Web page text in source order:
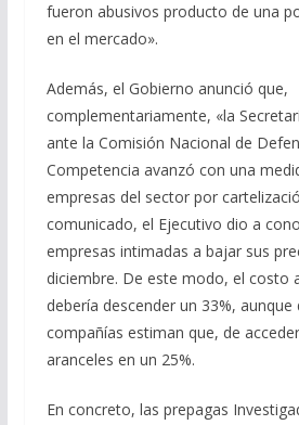
fueron abusivos producto de una
en el mercado».
Además, el Gobierno anunció que,
complementariamente, «la
ante la Comisión Nacional de
Competencia avanzó con una
empresas del sector por
comunicado, el Ejecutivo dio a
empresas intimadas a bajar sus
diciembre. De este modo, el costo
debería descender un 33%, aunque
compañías estiman que, de
aranceles en un 25%.
En concreto, las prepagas